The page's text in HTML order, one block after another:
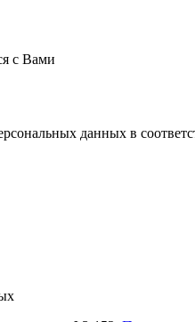
с Вами
данных в